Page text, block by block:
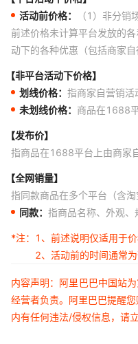
活动前价格：
（1）非分
前述价格未计算平台发放的
动下的各种优惠（包括商家
【非平台活动下价格】
划线价格： 指商家自营销活
未划线价格： 商品在1688
【发布价】
指商品在1688平台上由商家
【全网销量】
指同款商品在多个平台（含
同款： 指商品名称、外观、
*注：
1、前述说明仅适用于价
2、活动前的时间通常
内容声明：阿里巴巴中国站
经营者负责。阿里巴巴提醒
内有任何违法/侵权信息，请